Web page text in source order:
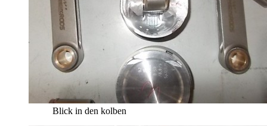
Blick in den kolben